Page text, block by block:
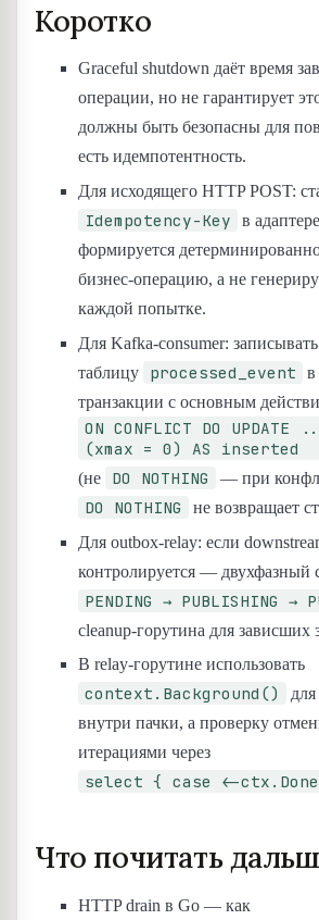
Коротко
Graceful shutdown даёт время
операции, но не гарантирует
должны быть безопасны для
есть идемпотентность.
Для исходящего HTTP POST:
Idempotency-Key
в
формируется
бизнес-операцию, а не
каждой попытке.
Для Kafka-consumer:
таблицу
processed_event
в
транзакции с основным
ON CONFLICT DO UPDATE
(xmax = 0) AS inserted
(не DO NOTHING — при
DO NOTHING
не возвращает
Для outbox-relay: если
контролируется — двухфазный
PENDING → PUBLISHING →
cleanup-горутина для зависших
В relay-горутине использовать
context.Background()
внутри пачки, а проверку
итерациями через
select { case <-
Что почитать
HTTP drain в Go — как